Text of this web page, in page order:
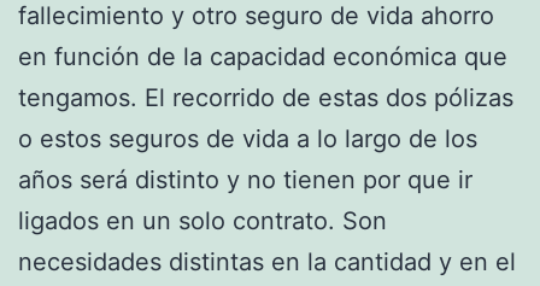
fallecimiento y otro seguro de vida ahorro
en función de la capacidad económica que
tengamos. El recorrido de estas dos pólizas
o estos seguros de vida a lo largo de los
años será distinto y no tienen por que ir
ligados en un solo contrato. Son
necesidades distintas en la cantidad y en el